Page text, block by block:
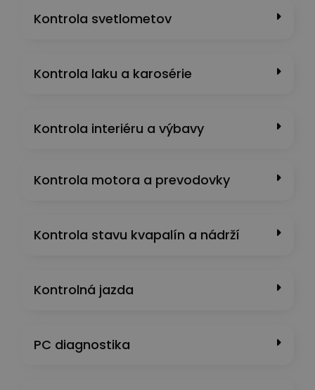
Kontrola svetlometov
Kontrola laku a karosérie
Kontrola interiéru a výbavy
Kontrola motora a prevodovky
Kontrola stavu kvapalín a nádrží
Kontrolná jazda
PC diagnostika